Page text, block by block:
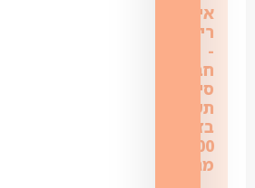
אינטרנט
רימון
‏-
‏‏חבילת
סיבים
תשתית
בזק
300
מגה